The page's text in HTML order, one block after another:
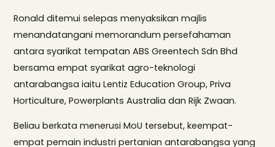
Ronald ditemui selepas menyaksikan majlis
menandatangani memorandum persefahaman
antara syarikat tempatan ABS Greentech Sdn Bhd
bersama empat syarikat agro-teknologi
antarabangsa iaitu Lentiz Education Group, Priva
Horticulture, Powerplants Australia dan Rijk Zwaan.
Beliau berkata menerusi MoU tersebut, keempat-
empat pemain industri pertanian antarabangsa yang